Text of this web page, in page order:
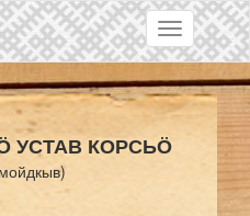
Toggle
navigation
УСТАВ КОРСЬӦ